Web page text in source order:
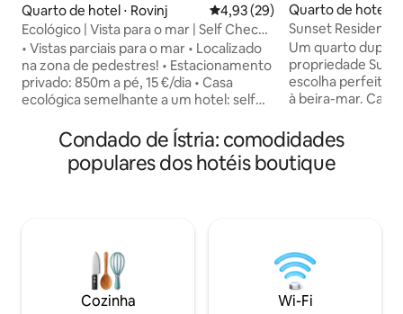
Quarto de hotel ⋅ Rovinj 4,93 de uma avaliação média
4,93 (29)
Ecológico | Vista para o mar | Self Check-
in
• Vistas parciais para o mar • Localizado
na zona de pedestres! • Estacionamento
privado: 850m a pé, 15 €/dia • Casa
ecológica semelhante a um hotel: self
macia Central e sistema de purificação •
Cama king (180x200) + Sofá-cama
(140x200) • Ar condicionado na sala de
escritório e cadeira: mediante solicitação
- na baixa temporada Ideal para grupos -
ver meus outros anúncios:
.../users/78589091/anúncios
Quarto de hotel ⋅
Sunset
casal com varanda
Um quarto duplo
propriedade
escolha perfeita
à beira-mar.
quarto: • Máx. 2
assentos • Cama de casal (160 cm x 200
cm) • Casa de
Aquecimento de
Bandeja de boas-
café e chá •
Condado de Ístria: comodidades
populares dos hotéis boutique
Cozinha Wi-Fi